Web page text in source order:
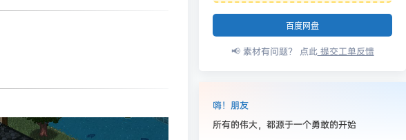
百度网盘
📢 素材有问题？ 点此提交工单反馈
嗨！朋友
所有的伟大，都源于一个勇敢的开始